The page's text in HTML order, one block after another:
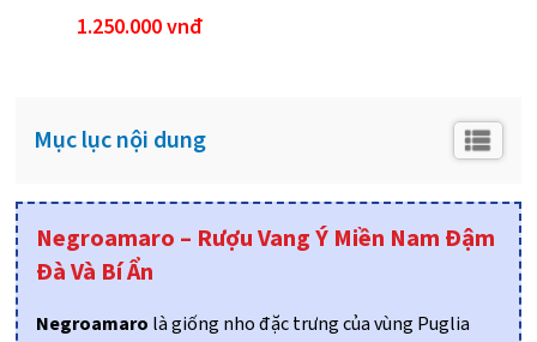
1.250.000 vnđ
Mục lục nội dung
Negroamaro – Rượu Vang Ý Miền Nam Đậm
Đà Và Bí Ẩn
Negroamaro là giống nho đặc trưng của vùng Puglia